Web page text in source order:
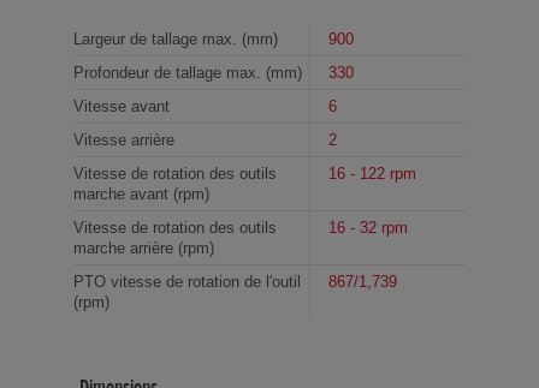
Largeur de tallage max. (mm)
900
Profondeur de tallage max. (mm)
330
Vitesse avant
6
Vitesse arrière
2
Vitesse de rotation des outils
marche avant (rpm)
16 - 122 rpm
Vitesse de rotation des outils
marche arrière (rpm)
16 - 32 rpm
PTO vitesse de rotation de l'outil
(rpm)
867/1,739